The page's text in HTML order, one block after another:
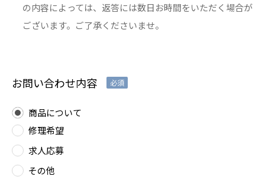
の内容によっては、返答には数日お時間をいただく場合が
ございます。ご了承くださいませ。
お問い合わせ内容 必須
商品について
修理希望
求人応募
その他